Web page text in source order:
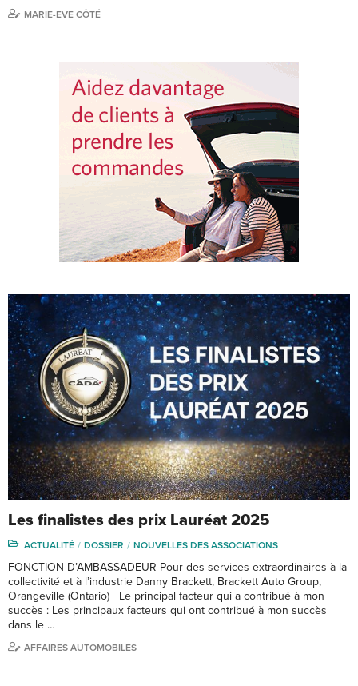
MARIE-EVE CÔTÉ
Les finalistes des prix Lauréat 2025
ACTUALITÉ DOSSIER NOUVELLES DES ASSOCIATIONS
FONCTION D’AMBASSADEUR Pour des services extraordinaires à la
collectivité et à l’industrie Danny Brackett, Brackett Auto Group,
Orangeville (Ontario) Le principal facteur qui a contribué à mon
succès : Les principaux facteurs qui ont contribué à mon succès
dans le …
AFFAIRES AUTOMOBILES